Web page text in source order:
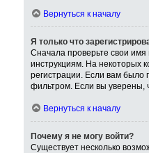
Вернуться к началу
Я только что
Сначала проверьте свои
инструкциям. На некоторых
регистрации. Если вам было
фильтром. Если вы уверены,
Вернуться к началу
Почему я не могу войти?
Существует несколько